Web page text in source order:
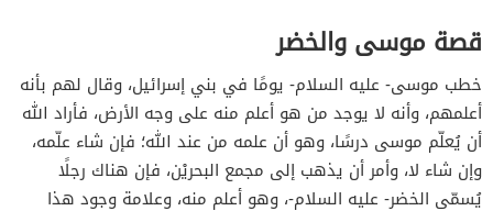
قصة موسى والخضر
خطب موسى- عليه السلام- يومًا في بني إسرائيل، وقال لهم بأنه
أعلمهم، وأنه لا يوجد من هو أعلم منه على وجه الأرض، فأراد الله
أن يُعلّم موسى درسًا، وهو أن علمه من عند الله؛ فإن شاء علّمه،
وإن شاء لا، وأمر أن يذهب إلى مجمع البحريْن، فإن هناك رجلًا
يُسمّى الخضر- عليه السلام-، وهو أعلم منه، وعلامة وجود هذا